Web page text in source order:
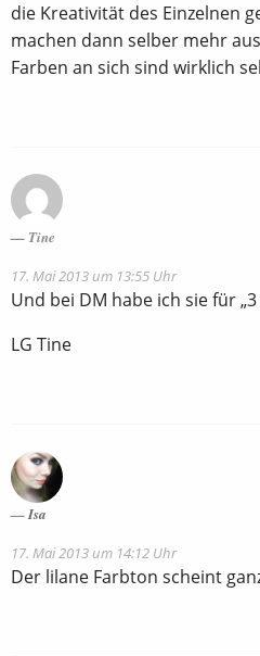
die Kreativität des Einzelnen
machen dann selber mehr
Farben an sich sind wirklich
Tine
17. Mai 2013 um 13:55 Uhr
Und bei DM habe ich sie für
LG Tine
Isa
17. Mai 2013 um 14:12 Uhr
Der lilane Farbton scheint